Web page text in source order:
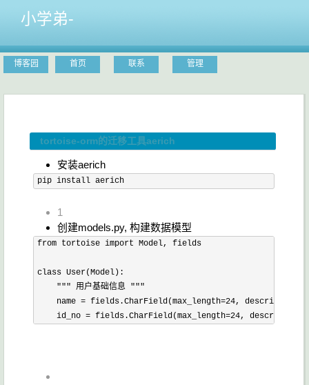
小学弟-
博客园 首页 联系 管理
tortoise-orm的迁移工具aerich
安装aerich
pip install aerich
1
创建models.py, 构建数据模型
from tortoise import Model, fields
class User(Model ) :
""" 用户基础信息 """
    name
= fields .CharField(max_length=24, description
    id_no
= fields .CharField(max_length=24, description